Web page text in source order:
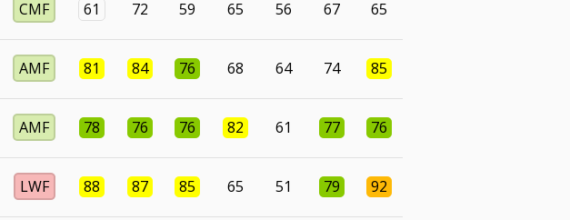
CMF 61 72 59 65 56 67 65
AMF 81 84 76 68 64 74 85
AMF 78 76 76 82 61 77 76
LWF 88 87 85 65 51 79 92